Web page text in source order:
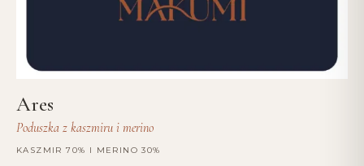
Ares
Poduszka z kaszmiru i merino
KASZMIR 70% I MERINO 30%